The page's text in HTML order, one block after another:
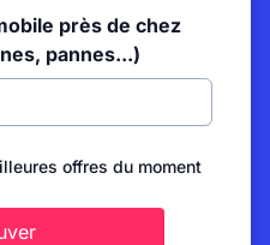
près de chez
pannes...)
offres du moment